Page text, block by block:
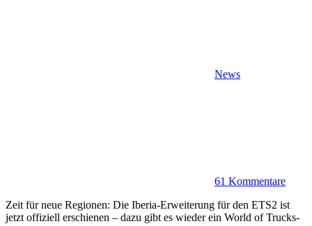
News
61 Kommentare
Zeit für neue Regionen: Die Iberia-Erweiterung für den ETS2 ist
jetzt offiziell erschienen – dazu gibt es wieder ein World of Trucks-